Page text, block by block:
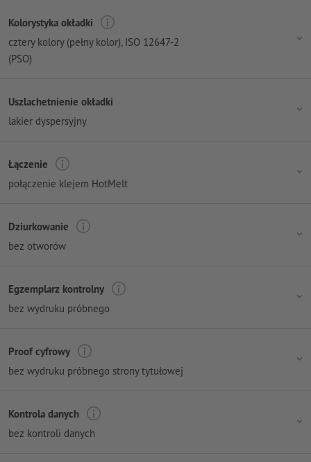
Kolorystyka okładki
cztery kolory (pełny kolor), ISO 12647-2
(PSO)
Uszlachetnienie okładki
lakier dyspersyjny
Łączenie
połączenie klejem HotMelt
Dziurkowanie
bez otworów
Egzemplarz kontrolny
bez wydruku próbnego
Proof cyfrowy
bez wydruku próbnego strony tytułowej
Kontrola danych
bez kontroli danych